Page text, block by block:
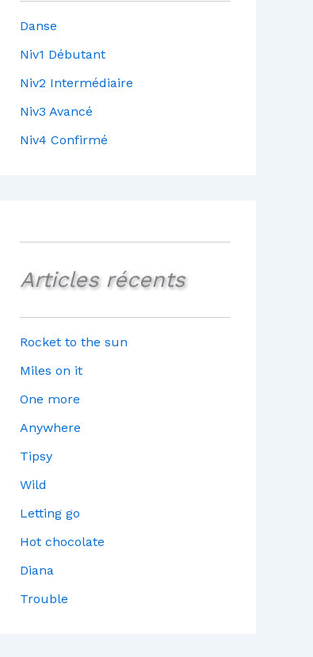
Danse
Niv1 Débutant
Niv2 Intermédiaire
Niv3 Avancé
Niv4 Confirmé
Articles récents
Rocket to the sun
Miles on it
One more
Anywhere
Tipsy
Wild
Letting go
Hot chocolate
Diana
Trouble